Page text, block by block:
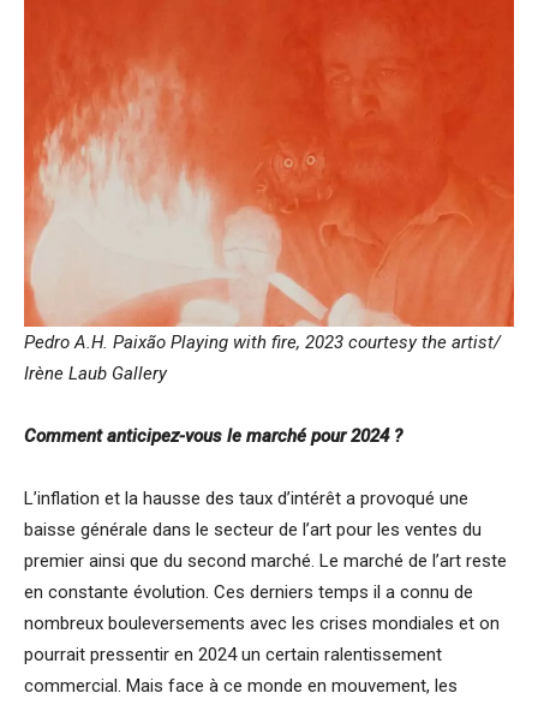
Pedro A.H. Paixão Playing with fire, 2023 courtesy the artist/
Irène Laub Gallery
Comment anticipez-vous le marché pour 2024 ?
L’inflation et la hausse des taux d’intérêt a provoqué une
baisse générale dans le secteur de l’art pour les ventes du
premier ainsi que du second marché. Le marché de l’art reste
en constante évolution. Ces derniers temps il a connu de
nombreux bouleversements avec les crises mondiales et on
pourrait pressentir en 2024 un certain ralentissement
commercial. Mais face à ce monde en mouvement, les